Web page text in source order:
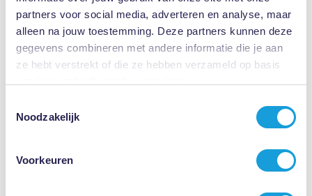
partners voor social media, adverteren en analyse, maar
alleen na jouw toestemming. Deze partners kunnen deze
gegevens combineren met andere informatie die je aan
ze hebt verstrekt of die ze hebben verzameld op basis
Noodzakelijk
Voorkeuren
9.2/10
Frauke (02-08-2026)